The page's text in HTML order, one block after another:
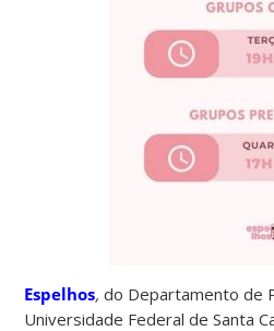
Espelhos, do Departamento de
Universidade Federal de Santa